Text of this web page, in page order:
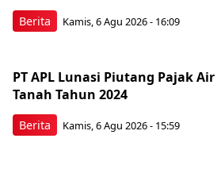
Berita Kamis, 6 Agu 2026 - 16:09
Berita
PT APL Lunasi Piutang Pajak Air
Tanah Tahun 2024
Kamis, 6 Agu 2026 - 15:59